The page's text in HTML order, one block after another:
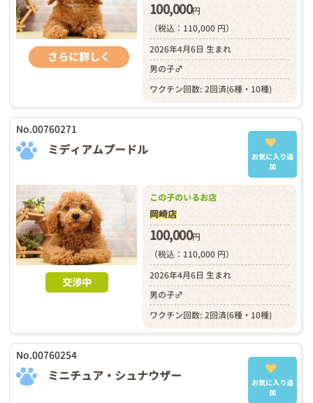
さらに詳しく
100,000円
（税込：110,000 円）
2026年4月6日 生まれ
男の子♂
ワクチン回数: 2回済(6種・10種)
No.00760271
ミディアムプードル
お気に入り追
加
交渉中
この子のいるお店
岡崎店
100,000円
（税込：110,000 円）
2026年4月6日 生まれ
男の子♂
ワクチン回数: 2回済(6種・10種)
No.00760254
ミニチュア・シュナウザー
お気に入り追
加